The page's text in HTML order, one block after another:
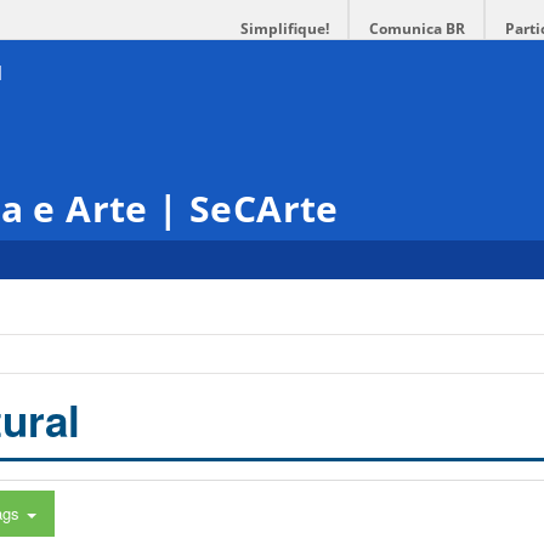
Simplifique! Comunica BR
e Arte | SeCArte